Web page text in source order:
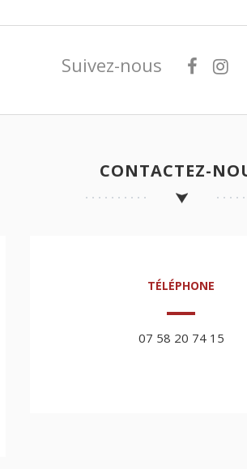
Suivez-nous
CONTACTEZ-
TÉLÉPHONE
07 58 20 74 15